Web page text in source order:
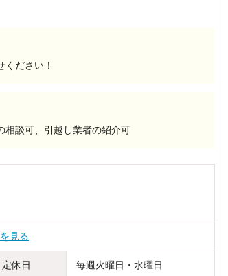
ださい！
相談可、引越し業者の紹介可
見る
定休日 毎週火曜日・水曜日